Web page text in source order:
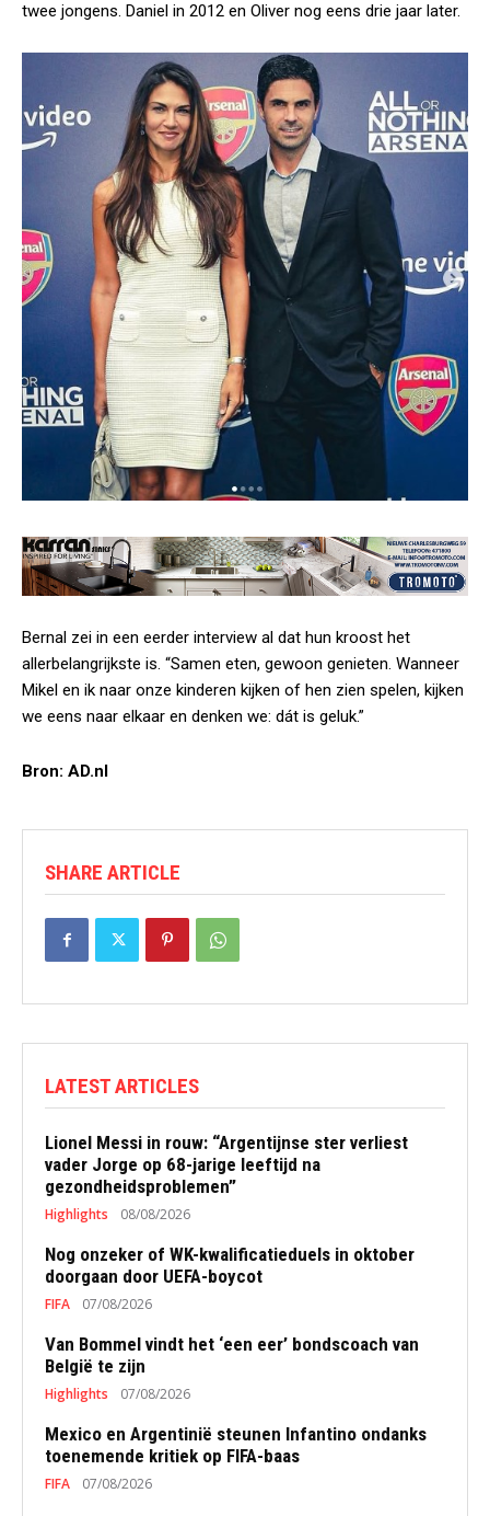
twee jongens. Daniel in 2012 en Oliver nog eens drie jaar later.
Bernal zei in een eerder interview al dat hun kroost het
allerbelangrijkste is. “Samen eten, gewoon genieten. Wanneer
Mikel en ik naar onze kinderen kijken of hen zien spelen, kijken
we eens naar elkaar en denken we: dát is geluk.”
Bron: AD.nl
SHARE ARTICLE
LATEST ARTICLES
Lionel Messi in rouw: “Argentijnse ster verliest
vader Jorge op 68-jarige leeftijd na
gezondheidsproblemen”
Highlights 08/08/2026
Nog onzeker of WK-kwalificatieduels in oktober
doorgaan door UEFA-boycot
FIFA 07/08/2026
Van Bommel vindt het ‘een eer’ bondscoach van
België te zijn
Highlights 07/08/2026
Mexico en Argentinië steunen Infantino ondanks
toenemende kritiek op FIFA-baas
FIFA 07/08/2026